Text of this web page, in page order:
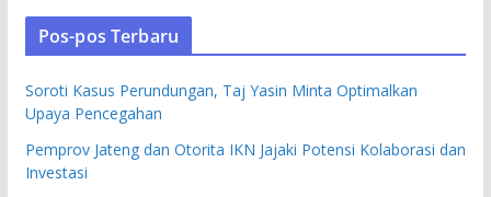
Pos-pos Terbaru
Soroti Kasus Perundungan, Taj Yasin Minta Optimalkan
Upaya Pencegahan
Pemprov Jateng dan Otorita IKN Jajaki Potensi Kolaborasi dan
Investasi